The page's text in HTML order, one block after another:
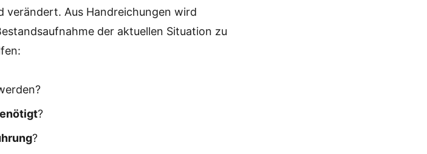
verändert. Aus Handreichungen wird
der aktuellen Situation zu
?
?